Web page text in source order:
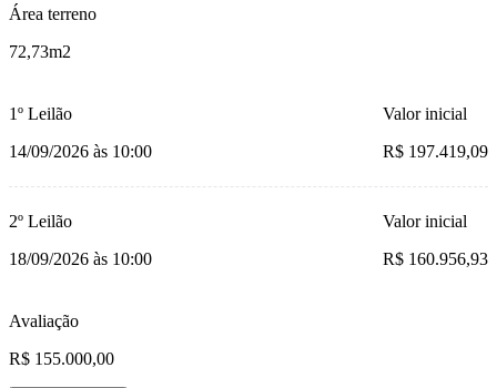
Área terreno
72,73m2
1º Leilão
14/09/2026 às 10:00
Valor inicial
R$ 197.419,09
2º Leilão
18/09/2026 às 10:00
Valor inicial
R$ 160.956,93
Avaliação
R$ 155.000,00